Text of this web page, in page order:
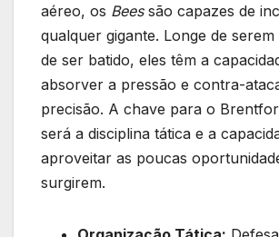
aéreo, os Beessão capazes de
qualquer gigante. Longe de
de ser batido, eles têm a
absorver a pressão e contra-
precisão. A chave para o
será a disciplina tática e a
aproveitar as poucas
surgirem.